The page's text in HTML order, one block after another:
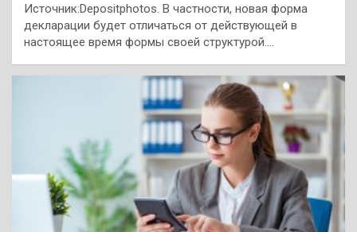
Источник:Depositphotos. В частности, новая форма
декларации будет отличаться от действующей в
настоящее время формы своей структурой.…